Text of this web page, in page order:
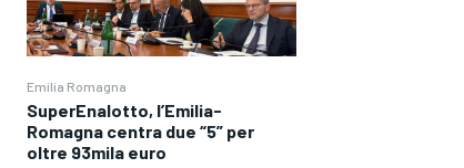
Emilia Romagna
SuperEnalotto, l’Emilia-
Romagna centra due “5” per
oltre 93mila euro